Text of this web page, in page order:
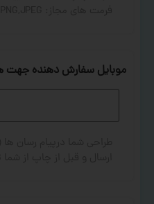
موبایل سفارش دهنده جهت